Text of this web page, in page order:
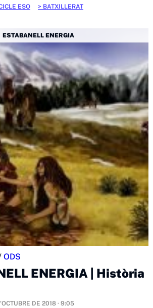
ESO BATXILLERAT
ESTABANELL ENERGIA
ODS
ENERGIA | Història
DE 2018 · 9:05